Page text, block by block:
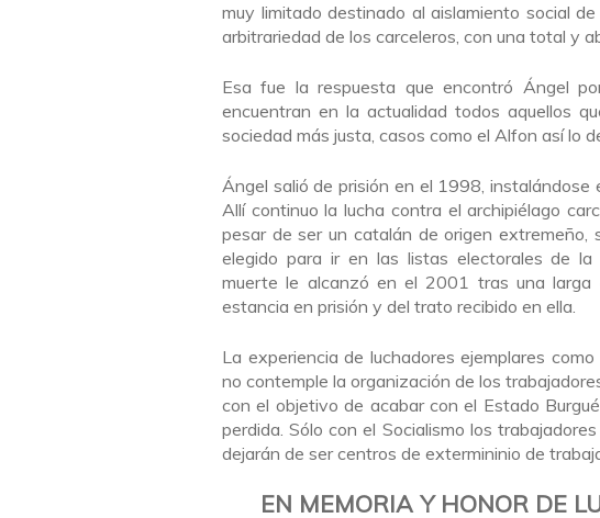
muy limitado destinado al aislamiento social
arbitrariedad de los carceleros, con una total y
Esa fue la respuesta que encontró Ángel
encuentran en la actualidad todos aquellos
sociedad más justa, casos como el Alfon así lo
Ángel salió de prisión en el 1998,
Allí continuo la lucha contra el archipiélago
pesar de ser un catalán de origen extremeño,
elegido para ir en las listas electorales de la
muerte le alcanzó en el 2001 tras una
estancia en prisión y del trato recibido en ella.
La experiencia de luchadores ejemplares
no contemple la organización de los
con el objetivo de acabar con el Estado
perdida. Sólo con el Socialismo los
dejarán de ser centros de extermininio de
EN MEMORIA Y HONOR DE